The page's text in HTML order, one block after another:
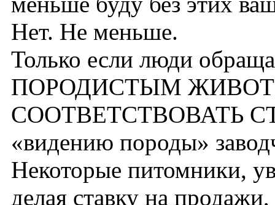
Нет. Не меньше.
Только если люди
ПОРОДИСТЫМ
СООТВЕТСТВОВАТЬ
«видению породы»
Некоторые питомники,
делая ставку на